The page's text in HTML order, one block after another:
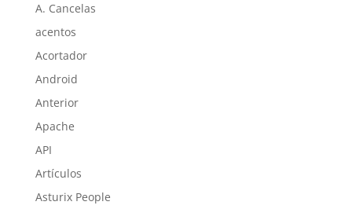
A. Cancelas
acentos
Acortador
Android
Anterior
Apache
API
Artículos
Asturix People